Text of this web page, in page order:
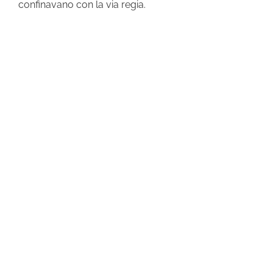
confinavano con la via regia.